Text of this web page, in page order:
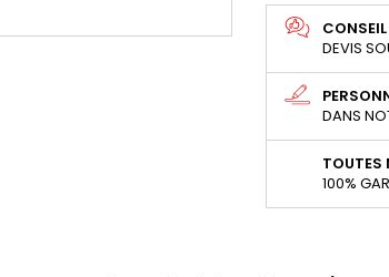
DEVIS
DANS
TOUTES
100%